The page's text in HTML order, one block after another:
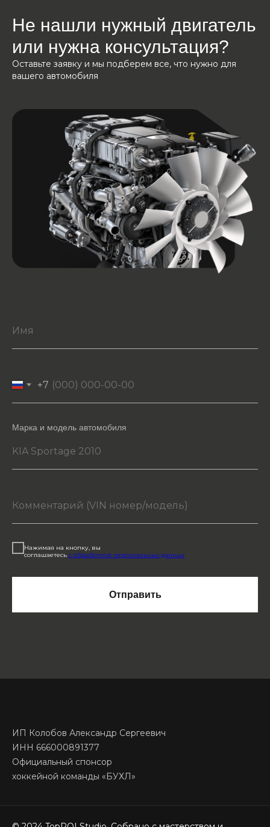
Не нашли нужный двигатель
или нужна консультация?
Оставьте заявку и мы подберем все, что нужно для
вашего автомобиля
+7
Марка и модель автомобиля
Нажимая на кнопку, вы
соглашаетесь с обработкой персональных данных
Отправить
ИП Колобов Александр Сергеевич
ИНН 666000891377
Официальный спонсор
хоккейной команды «БУХЛ»